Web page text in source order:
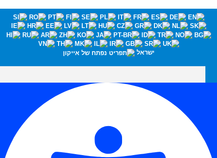
ישראל